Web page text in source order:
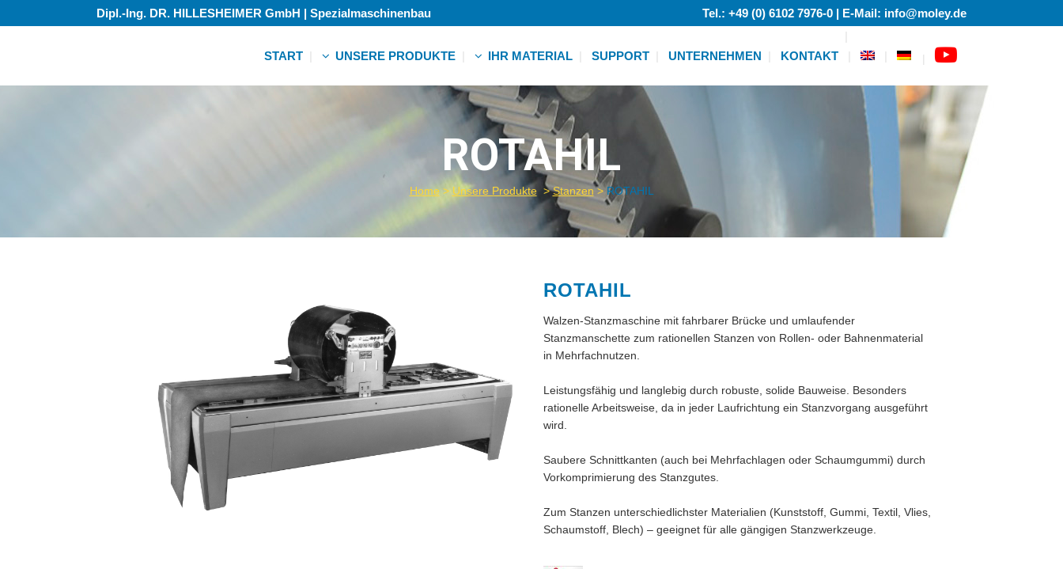
Dipl.-Ing. DR. HILLESHEIMER GmbH | Spezialmaschinenbau Tel.: +49 (0) 6102 7976-0 | E-Mail: info@moley.de
START UNSERE PRODUKTE
Zubehör
Gebraucht
IHR MATERIAL
Vlies
Folie
Klebeband
Schaum
Textil
Papier
SUPPORT UNTERNEHMEN KONTAKT
ROTAHIL
Home> Unsere Produkte >Stanzen>ROTAHIL
ROTAHIL
Walzen-Stanzmaschine mit fahrbarer Brücke und umlaufender
Stanzmanschette zum rationellen Stanzen von Rollen- oder Bahnenmaterial
in Mehrfachnutzen.
Leistungsfähig und langlebig durch robuste, solide Bauweise. Besonders
rationelle Arbeitsweise, da in jeder Laufrichtung ein Stanzvorgang ausgeführt
wird.
Saubere Schnittkanten (auch bei Mehrfachlagen oder Schaumgummi) durch
Vorkomprimierung des Stanzgutes.
Zum Stanzen unterschiedlichster Materialien (Kunststoff, Gummi, Textil, Vlies,
Schaumstoff, Blech) – geeignet für alle gängigen Stanzwerkzeuge.